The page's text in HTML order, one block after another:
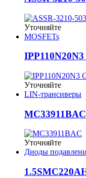
Уточняйте
MOSFETs
Уточняйте
LIN-трансиверы
MC33911BAC
Уточняйте
Диоды